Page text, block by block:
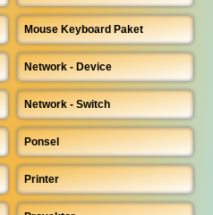
Mouse Keyboard Paket
Network - Device
Network - Switch
Ponsel
Printer